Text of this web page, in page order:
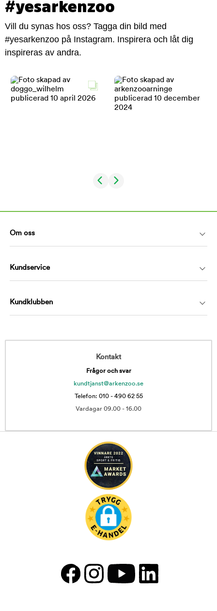
#yesarkenzoo
Vill du synas hos oss? Tagga din bild med
#yesarkenzoo på Instagram. Inspirera och låt dig
inspireras av andra.
Om oss
Kundservice
Kundklubben
Kontakt
Frågor och svar
kundtjanst@arkenzoo.se
Telefon: 010 - 490 62 55
Vardagar 09.00 - 16.00